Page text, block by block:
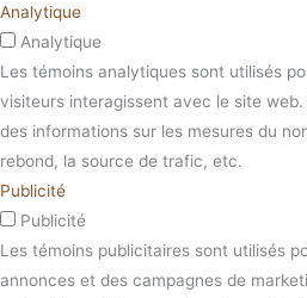
Analytique
Analytique
Les témoins analytiques sont utilisés
visiteurs interagissent avec le site
des informations sur les mesures du
rebond, la source de trafic, etc.
Publicité
Publicité
Les témoins publicitaires sont utilisés
annonces et des campagnes de